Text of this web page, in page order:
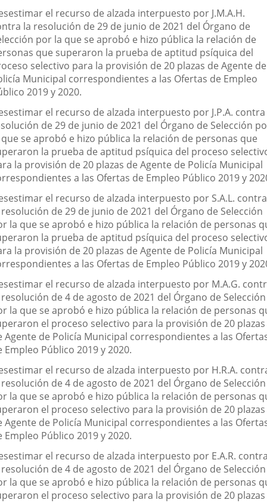
el recurso de alzada interpuesto por J.M.A.H.
la resolución de 29 de junio de 2021 del Órgano de
por la que se aprobó e hizo pública la relación de
que superaron la prueba de aptitud psíquica del
selectivo para la provisión de 20 plazas de Agente de
Municipal correspondientes a las Ofertas de Empleo
2019 y 2020.
el recurso de alzada interpuesto por J.P.A.
de 29 de junio de 2021 del Órgano de Selección
se aprobó e hizo pública la relación de personas que
la prueba de aptitud psíquica del proceso
la provisión de 20 plazas de Agente de Policía Municipal
a las Ofertas de Empleo Público 2019 y
el recurso de alzada interpuesto por S.A.L. contra
de 29 de junio de 2021 del Órgano de Selección
la que se aprobó e hizo pública la relación de personas
la prueba de aptitud psíquica del proceso
la provisión de 20 plazas de Agente de Policía Municipal
a las Ofertas de Empleo Público 2019 y
el recurso de alzada interpuesto por M.A.G.
de 4 de agosto de 2021 del Órgano de Selección
la que se aprobó e hizo pública la relación de personas
el proceso selectivo para la provisión de 20 plazas
Agente de Policía Municipal correspondientes a las
Empleo Público 2019 y 2020.
el recurso de alzada interpuesto por H.R.A.
de 4 de agosto de 2021 del Órgano de Selección
la que se aprobó e hizo pública la relación de personas
el proceso selectivo para la provisión de 20 plazas
Agente de Policía Municipal correspondientes a las
Empleo Público 2019 y 2020.
el recurso de alzada interpuesto por E.A.R.
de 4 de agosto de 2021 del Órgano de Selección
la que se aprobó e hizo pública la relación de personas
el proceso selectivo para la provisión de 20 plazas